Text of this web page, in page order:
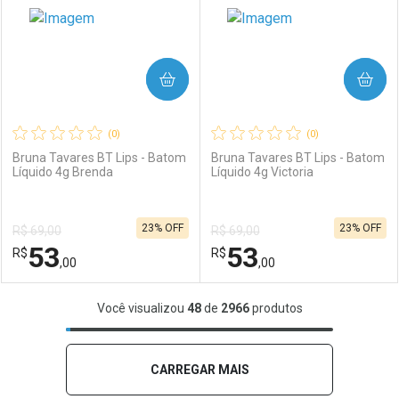
Comprar sem Desconto
Por R$ 74,00/cada
Comprar sem Desconto
Por R$ 74,00/cada
Comprar sem Desconto
Por R$ 53,00/cada
Comprar sem Desconto
Por R$ 53,00/cada
(0)
Bruna Tavares BT Lips - Batom
Líquido 4g Brenda
R$ 69,00
R$53,00
23% OFF
COMPRAR
FECHAR
FECHAR
(0)
Bruna Tavares BT Lips - Batom
Líquido 4g Victoria
R$ 69,00
R$53,00
23% OFF
COMPRAR
Você visualizou 48de 2966produtos
CARREGAR MAIS